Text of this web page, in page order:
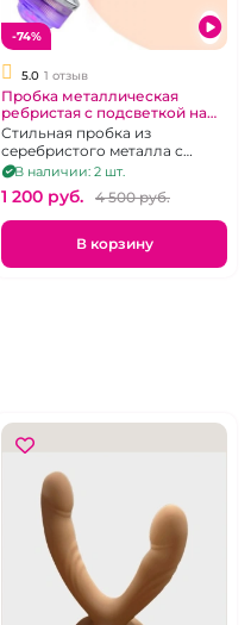
-74%
5.0 1 отзыв
Пробка металлическая
ребристая с подсветкой на
беспроводном пульте.
Стильная пробка из
серебристого металла с
красивым рельефом и
подсветкой.
В наличии: 2 шт.
1 200 pуб. 4 500 pуб.
В корзину